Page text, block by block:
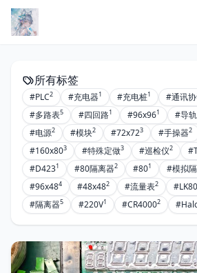
所有标签
#PLC2 #充电器1 #充电桩1 #通讯
#多路表5 #四回路1 #96x961 #导轨
#电源2 #模块2 #72x723 #手操器2
#160x803 #特殊定做3 #巡检仪2
#D4231 #80隔离器2 #801 #模拟
#96x484 #48x482 #流量表2
#隔离器5 #220V1 #CR40002